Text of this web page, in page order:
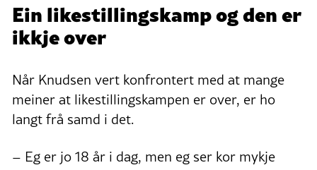
Ein likestillingskamp og den er
ikkje over
Når Knudsen vert konfrontert med at mange
meiner at likestillingskampen er over, er ho
langt frå samd i det.
– Eg er jo 18 år i dag, men eg ser kor mykje